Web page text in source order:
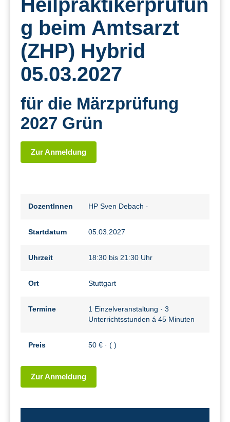
Heilpraktikerprüfun
g beim Amtsarzt
(ZHP) Hybrid
05.03.2027
für die Märzprüfung
2027 Grün
Zur Anmeldung
DozentInnen HP Sven Debach ·
Startdatum 05.03.2027
Uhrzeit 18:30 bis 21:30 Uhr
Ort Stuttgart
Termine
1 Einzelveranstaltung · 3
Unterrichtsstunden á 45 Minuten
Preis 50 € · ( )
Zur Anmeldung